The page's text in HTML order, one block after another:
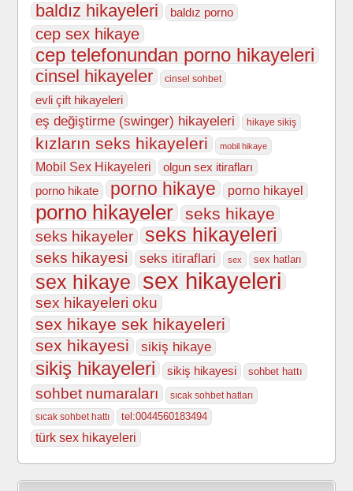
baldız hikayeleri baldız porno
cep sex hikaye
cep telefonundan porno hikayeleri
cinsel hikayeler cinsel sohbet
evli çift hikayeleri
eş değiştirme (swinger) hikayeleri hikaye sikiş
kızların seks hikayeleri mobil hikaye
Mobil Sex Hikayeleri
olgun sex itirafları
porno hikate
porno hikaye porno hikayel
porno hikayeler seks hikaye
seks hikayeler seks hikayeleri
seks hikayesi seks itiraflari sex sex hatları
sex hikaye sex hikayeleri
sex hikayeleri oku
sex hikaye sek hikayeleri
sex hikayesi
sikiş hikaye
sikiş hikayeleri sikiş hikayesi sohbet hattı
sohbet numaraları
sıcak sohbet hatları
sıcak sohbet hattı
tel:0044560183494
türk sex hikayeleri